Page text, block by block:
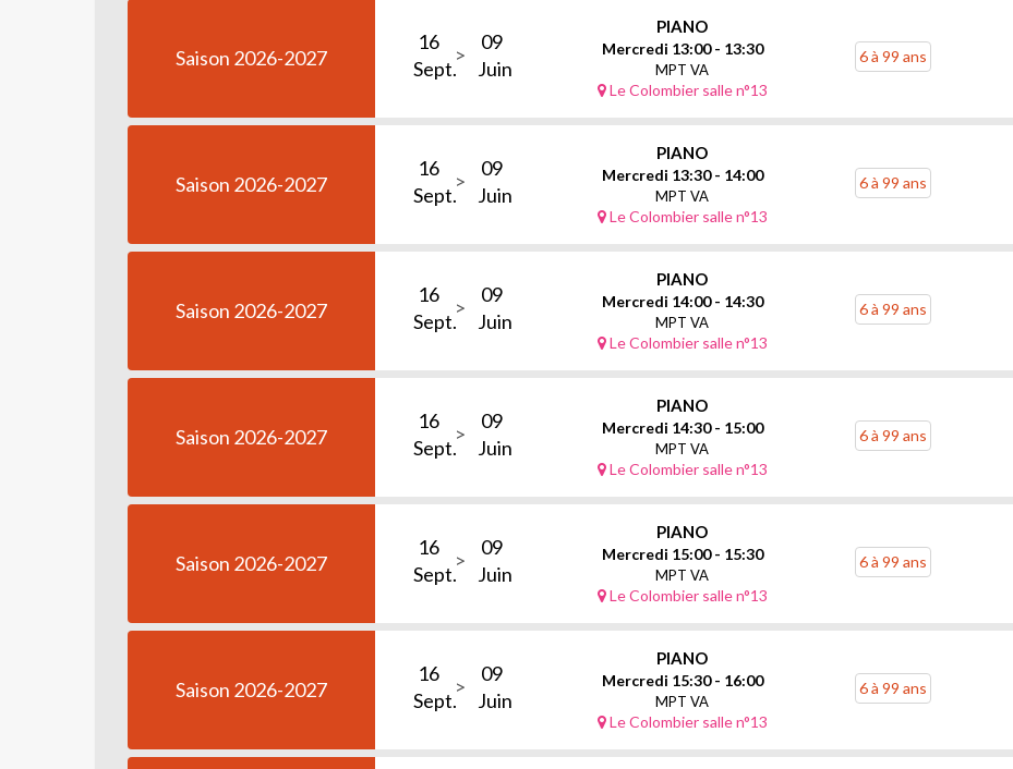
Saison 2026-2027
16
Sept.
09
Juin
PIANO
Mercredi 13:00 - 13:30
MPT VA
Le Colombier salle n°13
6 à 99 ans
Saison 2026-2027
16
Sept.
09
Juin
PIANO
Mercredi 13:30 - 14:00
MPT VA
Le Colombier salle n°13
6 à 99 ans
Saison 2026-2027
16
Sept.
09
Juin
PIANO
Mercredi 14:00 - 14:30
MPT VA
Le Colombier salle n°13
6 à 99 ans
Saison 2026-2027
16
Sept.
09
Juin
PIANO
Mercredi 14:30 - 15:00
MPT VA
Le Colombier salle n°13
6 à 99 ans
Saison 2026-2027
16
Sept.
09
Juin
PIANO
Mercredi 15:00 - 15:30
MPT VA
Le Colombier salle n°13
6 à 99 ans
Saison 2026-2027
16
Sept.
09
Juin
PIANO
Mercredi 15:30 - 16:00
MPT VA
Le Colombier salle n°13
6 à 99 ans